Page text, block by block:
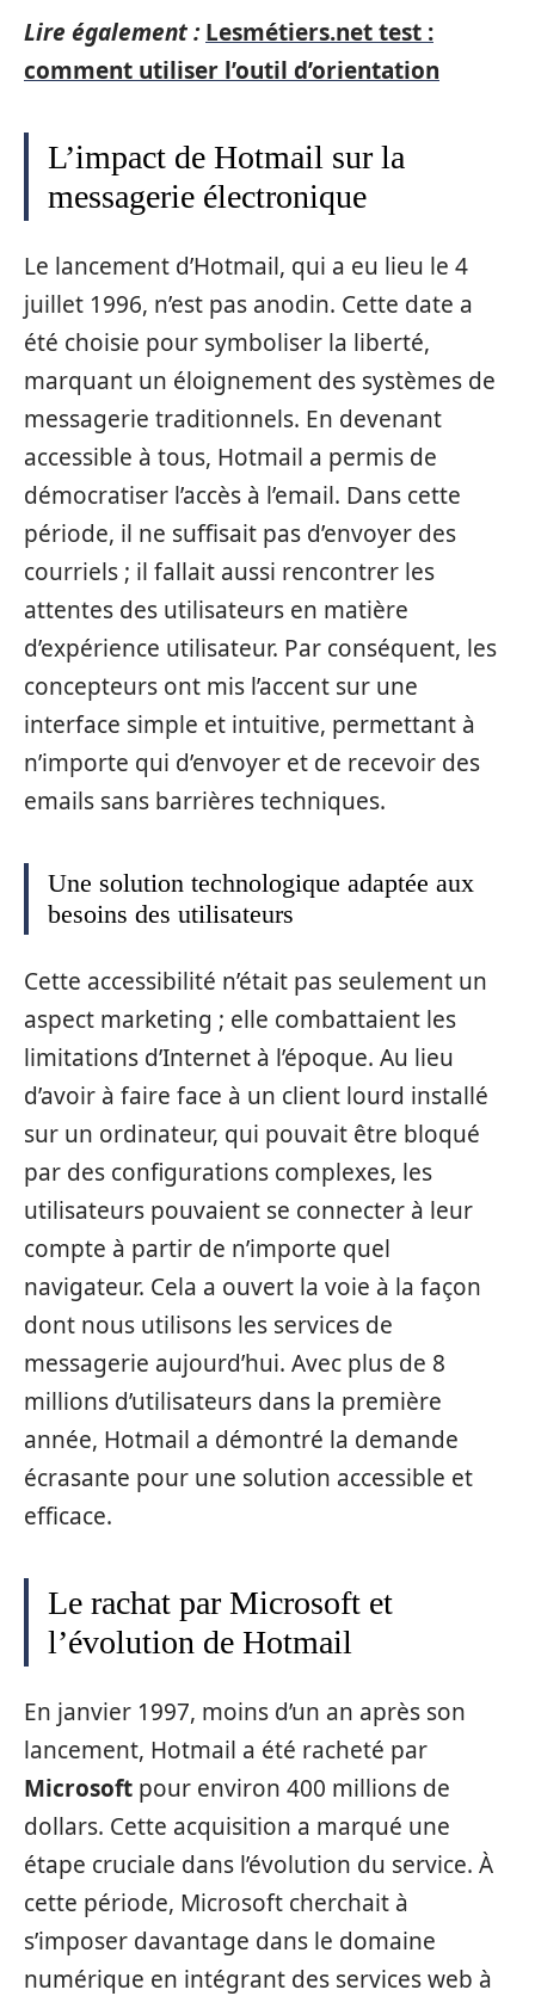
Lire également : Lesmétiers.net test :
comment utiliser l’outil d’orientation
L’impact de Hotmail sur la
messagerie électronique
Le lancement d’Hotmail, qui a eu lieu le 4
juillet 1996, n’est pas anodin. Cette date a
été choisie pour symboliser la liberté,
marquant un éloignement des systèmes de
messagerie traditionnels. En devenant
accessible à tous, Hotmail a permis de
démocratiser l’accès à l’email. Dans cette
période, il ne suffisait pas d’envoyer des
courriels ; il fallait aussi rencontrer les
attentes des utilisateurs en matière
d’expérience utilisateur. Par conséquent, les
concepteurs ont mis l’accent sur une
interface simple et intuitive, permettant à
n’importe qui d’envoyer et de recevoir des
emails sans barrières techniques.
Une solution technologique adaptée aux
besoins des utilisateurs
Cette accessibilité n’était pas seulement un
aspect marketing ; elle combattaient les
limitations d’Internet à l’époque. Au lieu
d’avoir à faire face à un client lourd installé
sur un ordinateur, qui pouvait être bloqué
par des configurations complexes, les
utilisateurs pouvaient se connecter à leur
compte à partir de n’importe quel
navigateur. Cela a ouvert la voie à la façon
dont nous utilisons les services de
messagerie aujourd’hui. Avec plus de 8
millions d’utilisateurs dans la première
année, Hotmail a démontré la demande
écrasante pour une solution accessible et
efficace.
Le rachat par Microsoft et
l’évolution de Hotmail
En janvier 1997, moins d’un an après son
lancement, Hotmail a été racheté par
Microsoft pour environ 400 millions de
dollars. Cette acquisition a marqué une
étape cruciale dans l’évolution du service. À
cette période, Microsoft cherchait à
s’imposer davantage dans le domaine
numérique en intégrant des services web à